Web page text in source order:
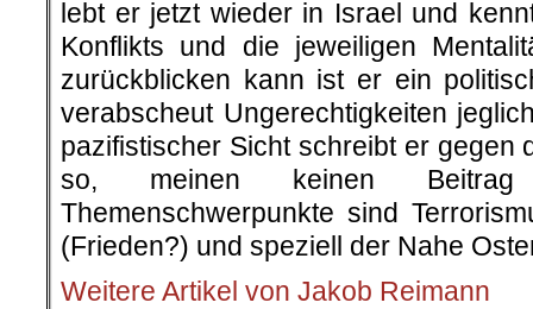
lebt er jetzt wieder in Israel und
Konflikts und die jeweiligen
zurückblicken kann ist er ein
verabscheut Ungerechtigkeiten
pazifistischer Sicht schreibt er gegen
so, meinen keinen
Themenschwerpunkte sind
(Frieden?) und speziell der Nahe
Weitere Artikel von Jakob Reimann